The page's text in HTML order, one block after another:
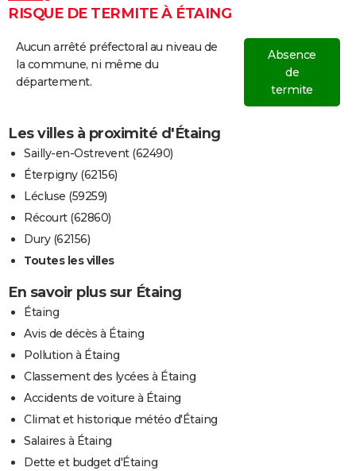
RISQUE DE TERMITE À ÉTAING
Aucun arrêté préfectoral au niveau de
la commune, ni même du
département.
Absence
de
termite
Les villes à proximité d'Étaing
Sailly-en-Ostrevent (62490)
Éterpigny (62156)
Lécluse (59259)
Récourt (62860)
Dury (62156)
Toutes les villes
En savoir plus sur Étaing
Étaing
Avis de décès à Étaing
Pollution à Étaing
Classement des lycées à Étaing
Accidents de voiture à Étaing
Climat et historique météo d'Étaing
Salaires à Étaing
Dette et budget d'Étaing